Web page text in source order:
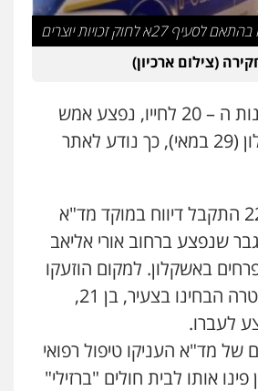
כלכלי עורכי דין לענייני אסירים
זהבי משרד עורכי דין
משפחה
מעצרים וחקירות עורכי דין לענייני
בן שושן, עורך דין פלילי
מעצרים וחקירות
רישום פלילי
27א לחוק זכויות יוצרים
(צילום ארכיון)
צעיר, בתחילת שנות ה – 20 לחייו, נפצע אמש
באירוע ירי באשקלון (29 במאי), כך נודע לאתר
סמוך לשעה 22:50 התקבל דיווח במוקד מד"א
שנפצע ברחוב אורי אליאב
באשקלון. למקום הוזעקו
כוחות הצלה ומשטרה הבחינו בצעיר, בן 21,
לעברו.
של מד"א העניקו טיפול רפואי
אותו לבית חולים "ברזילי"